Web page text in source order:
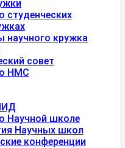
студенческих
научного кружка
совет
НМС
Научной школе
Научных школ
конференции